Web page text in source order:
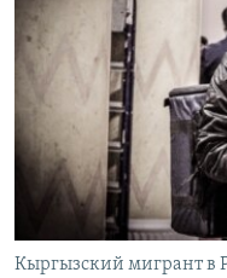
поискуЎЗБЕКЧА
ТОҶИКӢ
TÜRKMENÇE
Все сайты РСЕ/РС
Кыргызский мигрант в